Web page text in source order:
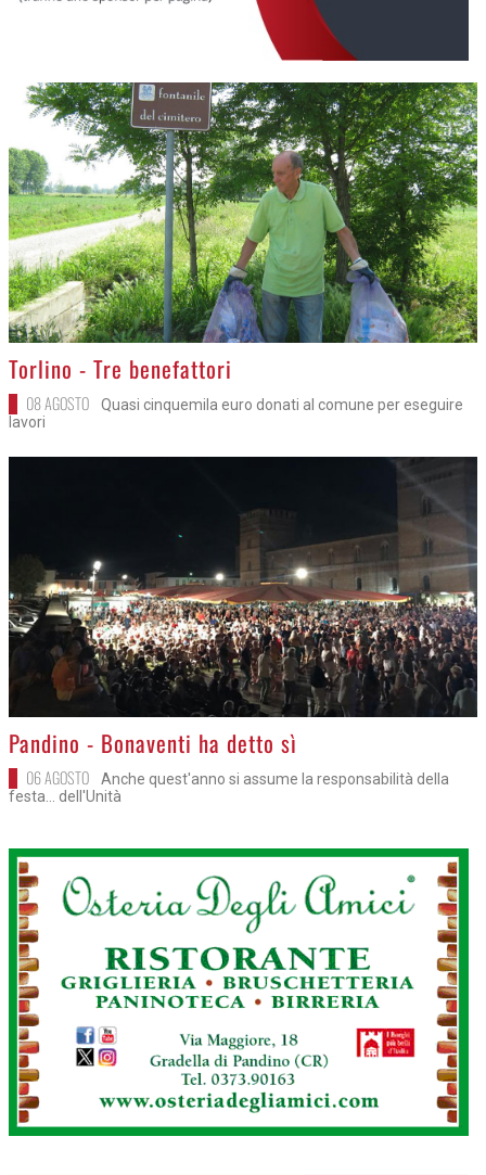
>
Torlino - Tre benefattori
08 AGOSTO
Quasi cinquemila euro donati al comune per eseguire
lavori
>
Pandino - Bonaventi ha detto sì
06 AGOSTO
Anche quest'anno si assume la responsabilità della
festa... dell'Unità